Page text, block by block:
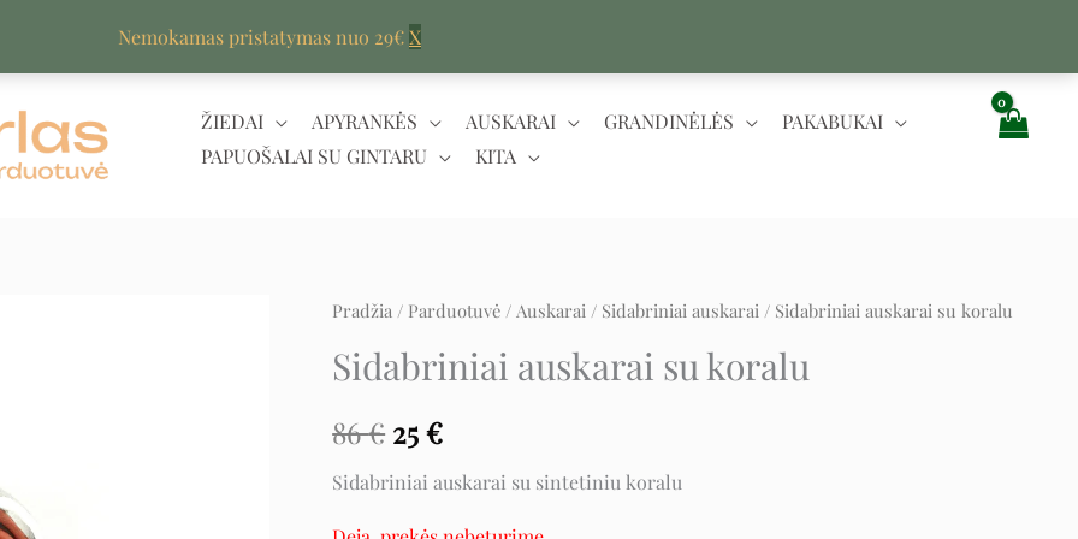
Nemokamas pristatymas nuo 29€X
ŽIEDAI
APYRANKĖS AUSKARAI GRANDINĖLĖS
PAKABUKAI
PAPUOŠALAI SU GINTARU
KITA
Pradžia / Parduotuvė / Auskarai / Sidabriniai auskarai / Sidabriniai auskarai su koralu
Sidabriniai auskarai su koralu
86€
Original
price
was:
86 €.
25€
Current
price
is:
25 €.
Sidabriniai auskarai su sintetiniu koralu